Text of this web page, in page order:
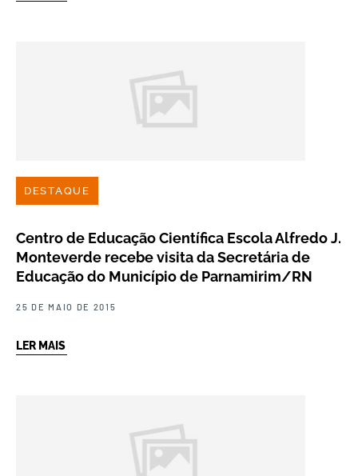
DESTAQUE
Centro de Educação Científica Escola Alfredo J.
Monteverde recebe visita da Secretária de
Educação do Município de Parnamirim/RN
25 DE MAIO DE 2015
LER MAIS